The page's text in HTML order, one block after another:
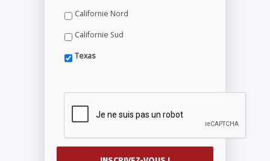
Californie Nord
Californie Sud
Texas